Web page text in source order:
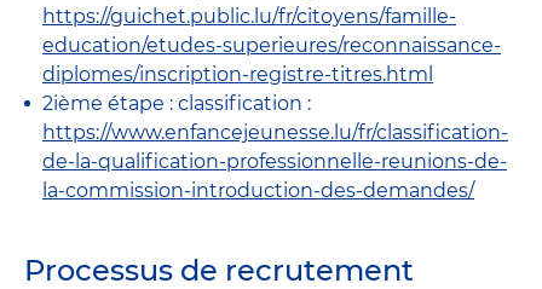
https://guichet.public.lu/fr/citoyens/famille-
education/etudes-superieures/reconnaissance-
diplomes/inscription-registre-titres.html
2ième étape : classification :
https://www.enfancejeunesse.lu/fr/classification-
de-la-qualification-professionnelle-reunions-de-
la-commission-introduction-des-demandes/
Processus de recrutement